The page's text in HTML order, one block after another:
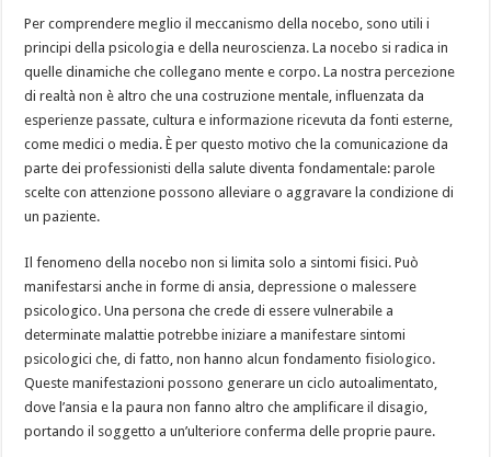
Per comprendere meglio il meccanismo della nocebo, sono utili i
principi della psicologia e della neuroscienza. La nocebo si radica in
quelle dinamiche che collegano mente e corpo. La nostra percezione
di realtà non è altro che una costruzione mentale, influenzata da
esperienze passate, cultura e informazione ricevuta da fonti esterne,
come medici o media. È per questo motivo che la comunicazione da
parte dei professionisti della salute diventa fondamentale: parole
scelte con attenzione possono alleviare o aggravare la condizione di
un paziente.
Il fenomeno della nocebo non si limita solo a sintomi fisici. Può
manifestarsi anche in forme di ansia, depressione o malessere
psicologico. Una persona che crede di essere vulnerabile a
determinate malattie potrebbe iniziare a manifestare sintomi
psicologici che, di fatto, non hanno alcun fondamento fisiologico.
Queste manifestazioni possono generare un ciclo autoalimentato,
dove l’ansia e la paura non fanno altro che amplificare il disagio,
portando il soggetto a un’ulteriore conferma delle proprie paure.